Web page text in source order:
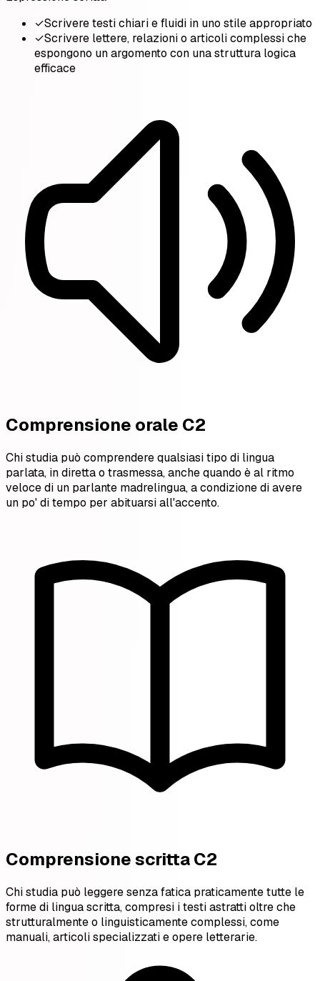
✓Scrivere testi chiari e fluidi in uno stile appropriato
✓Scrivere lettere, relazioni o articoli complessi che
espongono un argomento con una struttura logica
efficace
Comprensione orale C2
Chi studia può comprendere qualsiasi tipo di lingua
parlata, in diretta o trasmessa, anche quando è al ritmo
veloce di un parlante madrelingua, a condizione di avere
un po' di tempo per abituarsi all'accento.
Comprensione scritta C2
Chi studia può leggere senza fatica praticamente tutte le
forme di lingua scritta, compresi i testi astratti oltre che
strutturalmente o linguisticamente complessi, come
manuali, articoli specializzati e opere letterarie.